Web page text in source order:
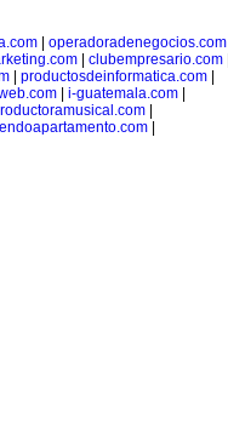
operadoradenegocios.com
clubempresario.com
productosdeinformatica.com
| i-guatemala.com|